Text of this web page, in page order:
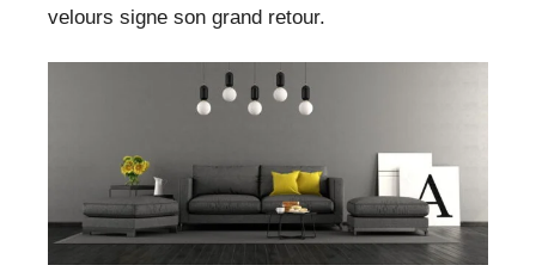
velours signe son grand retour.